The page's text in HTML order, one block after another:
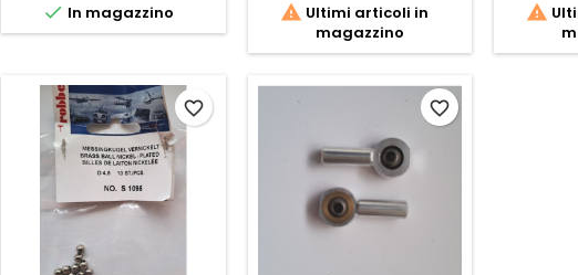
 In magazzino  Ultimi articoli in
magazzino

favorite_border favorite_border